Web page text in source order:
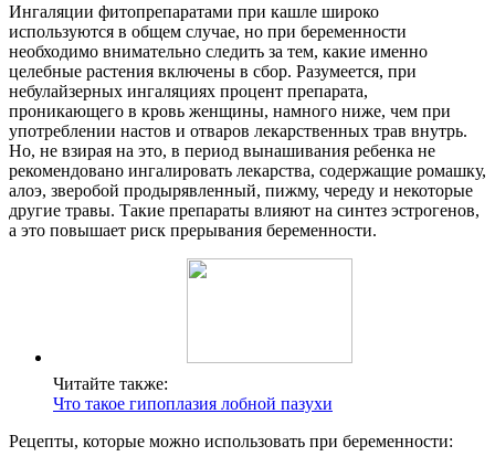
Ингаляции фитопрепаратами при кашле широко
используются в общем случае, но при беременности
необходимо внимательно следить за тем, какие именно
целебные растения включены в сбор. Разумеется, при
небулайзерных ингаляциях процент препарата,
проникающего в кровь женщины, намного ниже, чем при
употреблении настов и отваров лекарственных трав внутрь.
Но, не взирая на это, в период вынашивания ребенка не
рекомендовано ингалировать лекарства, содержащие ромашку,
алоэ, зверобой продырявленный, пижму, череду и некоторые
другие травы. Такие препараты влияют на синтез эстрогенов,
а это повышает риск прерывания беременности.
Читайте также:
Что такое гипоплазия лобной пазухи
Рецепты, которые можно использовать при беременности: